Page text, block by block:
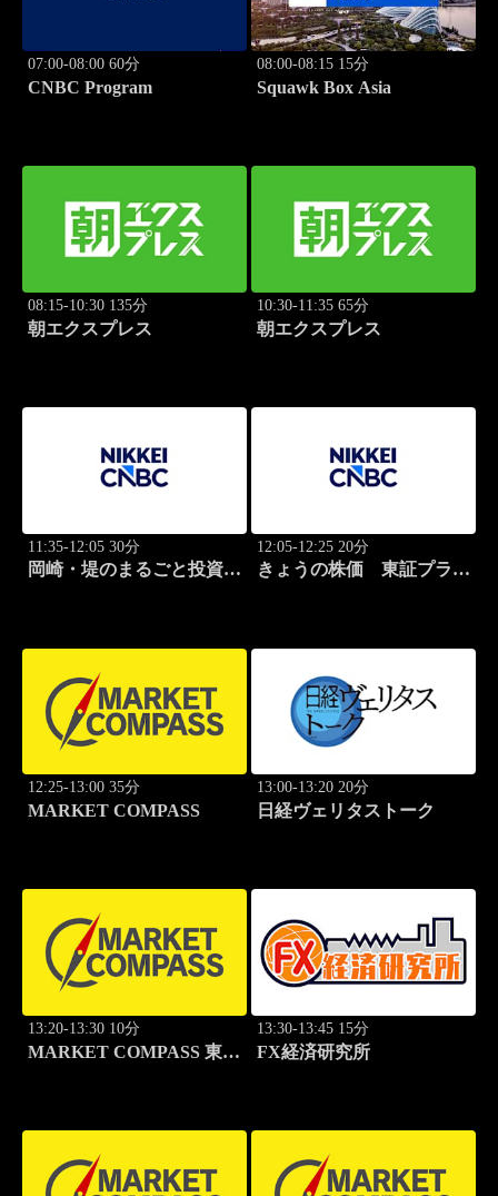
07:00-08:00 60分
CNBC Program
08:00-08:15 15分
Squawk Box Asia
08:15-10:30 135分
朝エクスプレス
10:30-11:35 65分
朝エクスプレス
11:35-12:05 30分
岡崎・堤のまるごと投資道
12:05-12:25 20分
きょうの株価 東証プライ
12:25-13:00 35分
MARKET COMPASS
13:00-13:20 20分
日経ヴェリタストーク
13:20-13:30 10分
MARKET COMPASS 東証
13:30-13:45 15分
FX経済研究所